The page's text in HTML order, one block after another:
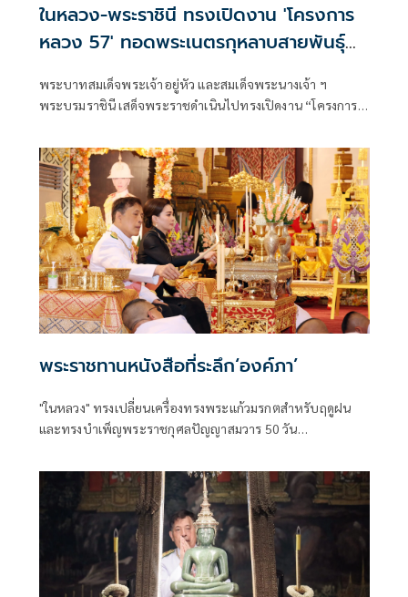
ในหลวง-พระราชินี ทรงเปิดงาน 'โครงการ
หลวง 57' ทอดพระเนตรกุหลาบสายพันธุ์
ใหม่ 'ควีนสุทิดา'
พระบาทสมเด็จพระเจ้าอยู่หัว และสมเด็จพระนางเจ้า ฯ
พระบรมราชินี เสด็จพระราชดำเนินไปทรงเปิดงาน “โครงการ
รักษา ต่อยอด จากดอยสู่เมือง” (The Blooming Legacy of
Royal Flora)
พระราชทานหนังสือที่ระลึก‘องค์ภา’
"ในหลวง" ทรงเปลี่ยนเครื่องทรงพระแก้วมรกตสำหรับฤดูฝน
และทรงบำเพ็ญพระราชกุศลปัญญาสมวาร 50 วัน
หนังสือที่ระลึก 50 วัน แก่ผู้เข้าร่วมพิธี